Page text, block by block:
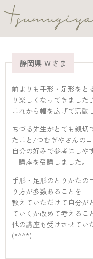
静岡県 Ｗさま
前よりも手形・足形をと
り楽しくなってきました
これから幅を広げて活
ちづる先生がとても親切
たこと/つむぎやさんの
自分の好みで参考にし
ー講座を受講しました。
手形・足形のとりかたの
り方が多数あることを
教えていただけて自分が
ていくか改めて考えるこ
他の講座も受けさせてい
(*^^*)